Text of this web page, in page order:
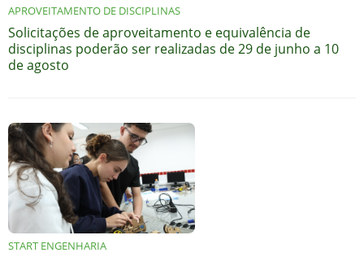
APROVEITAMENTO DE DISCIPLINAS
Solicitações de aproveitamento e equivalência de
disciplinas poderão ser realizadas de 29 de junho a 10
de agosto
START ENGENHARIA